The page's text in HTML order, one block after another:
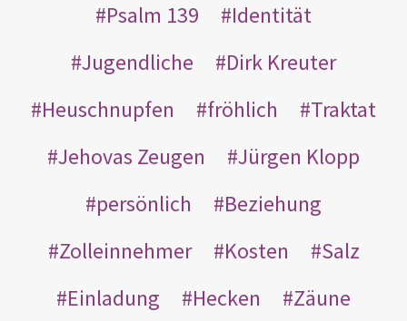
Psalm 139
Identität
Jugendliche
Dirk Kreuter
Heuschnupfen
fröhlich
Traktat
Jehovas Zeugen
Jürgen Klopp
persönlich
Beziehung
Zolleinnehmer
Kosten
Salz
Einladung
Hecken Zäune